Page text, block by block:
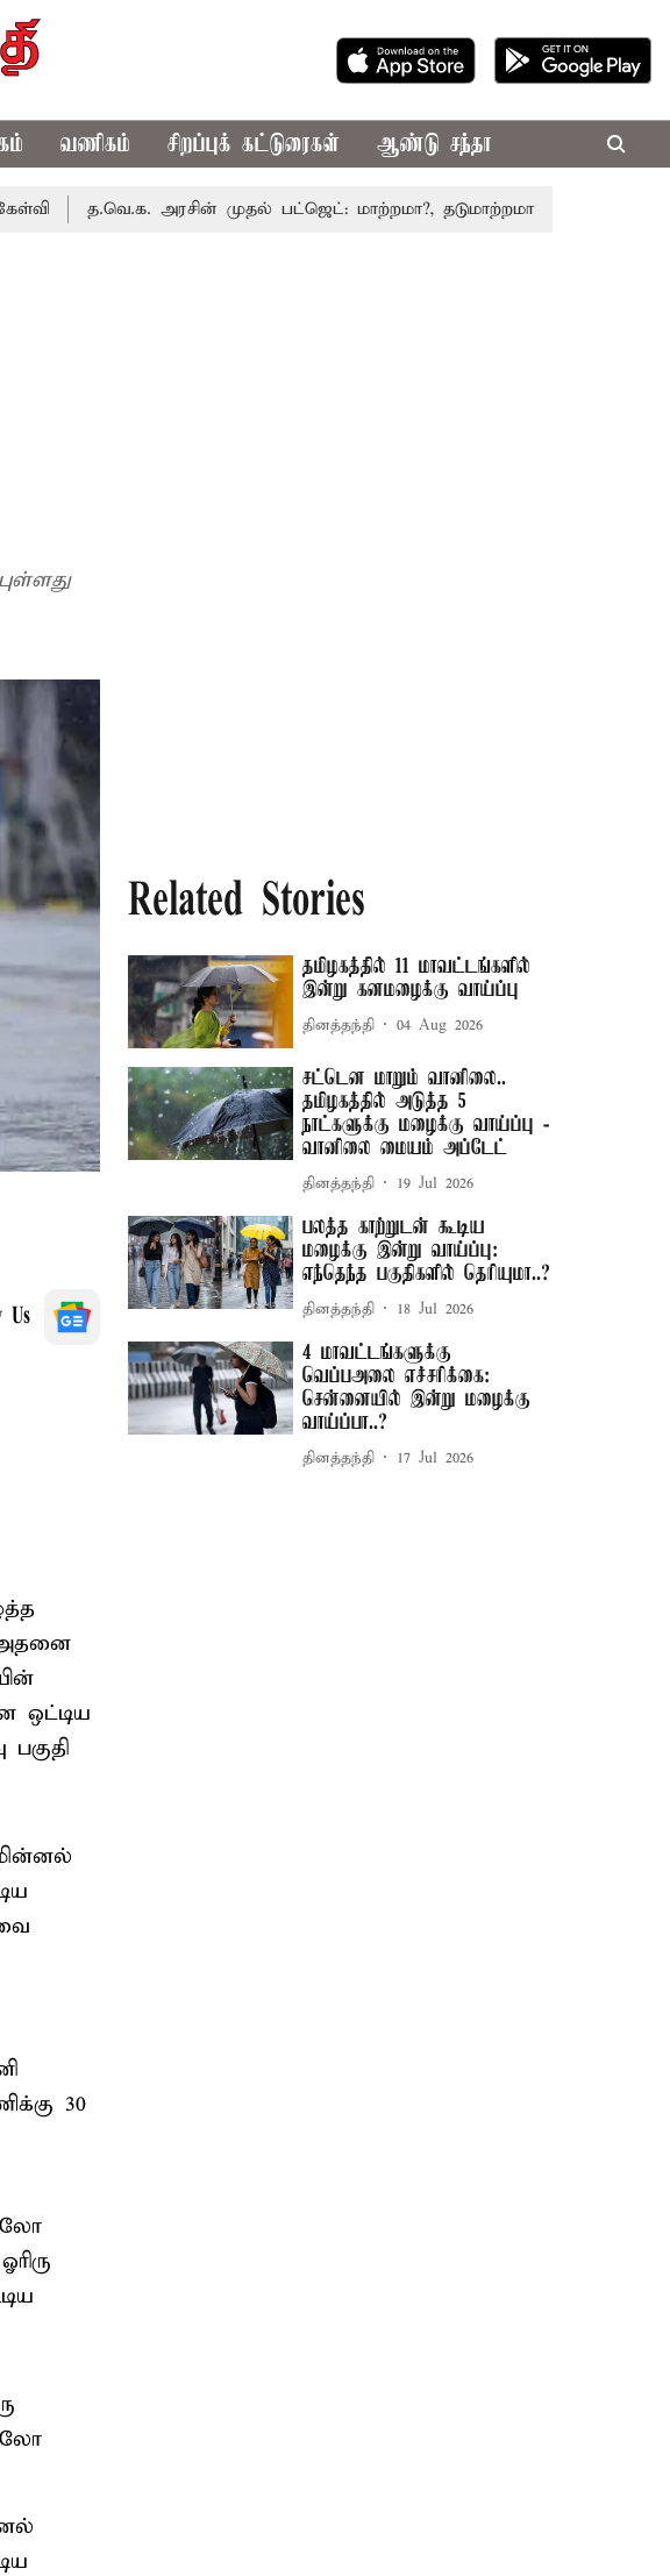
வணிகம் சிறப்புக் கட்டுரைகள் ஆண்டு சந்தா
த.வெ.க. அரசின் முதல் பட்ஜெட்: மாற்றமா?, தடுமாற்றமா? சட்டசபையில்
Us
அதனை
ஒட்டிய
30
Related Stories
தமிழகத்தில் 11 மாவட்டங்களில்
இன்று கனமழைக்கு வாய்ப்பு
தினத்தந்தி 04 Aug 2026
சட்டென மாறும் வானிலை..
தமிழகத்தில் அடுத்த 5
நாட்களுக்கு மழைக்கு வாய்ப்பு -
வானிலை மையம் அப்டேட்
தினத்தந்தி 19 Jul 2026
பலத்த காற்றுடன் கூடிய
மழைக்கு இன்று வாய்ப்பு:
எந்தெந்த பகுதிகளில் தெரியுமா..?
தினத்தந்தி 18 Jul 2026
4 மாவட்டங்களுக்கு
வெப்பஅலை எச்சரிக்கை:
சென்னையில் இன்று மழைக்கு
வாய்ப்பா..?
தினத்தந்தி 17 Jul 2026